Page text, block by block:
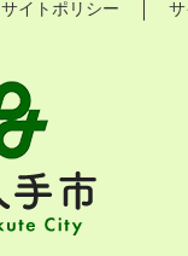
サイトポリシー